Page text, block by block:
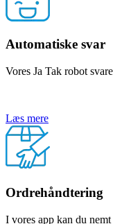
Automatiske svar
Vores Ja Tak robot
Læs mere
Ordrehåndtering
I vores app kan du